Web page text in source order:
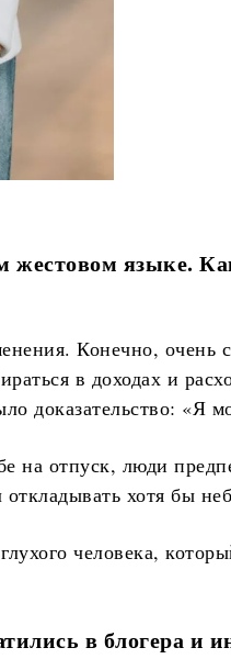
языке.
Конечно, очень
в доходах и
доказательство: «Я
отпуск, люди
хотя бы
человека,
в блогера и